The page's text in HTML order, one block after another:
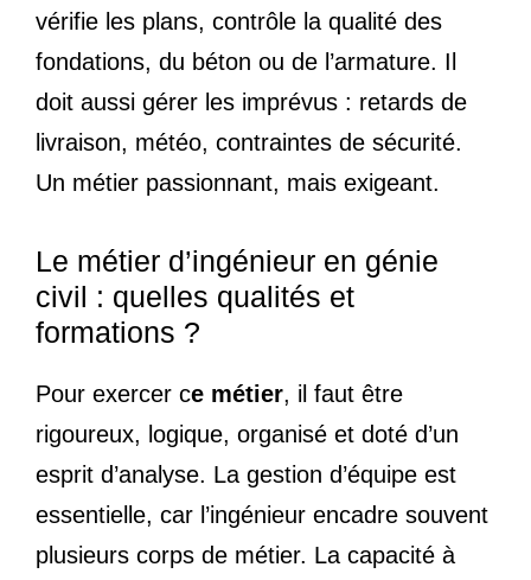
vérifie les plans, contrôle la qualité des
fondations, du béton ou de l’armature. Il
doit aussi gérer les imprévus : retards de
livraison, météo, contraintes de sécurité.
Un métier passionnant, mais exigeant.
Le métier d’ingénieur en génie
civil : quelles qualités et
formations ?
Pour exercer ce métier, il faut être
rigoureux, logique, organisé et doté d’un
esprit d’analyse. La gestion d’équipe est
essentielle, car l’ingénieur encadre souvent
plusieurs corps de métier. La capacité à